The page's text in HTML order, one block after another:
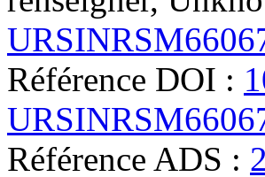
Référence DOI :
Référence ADS :